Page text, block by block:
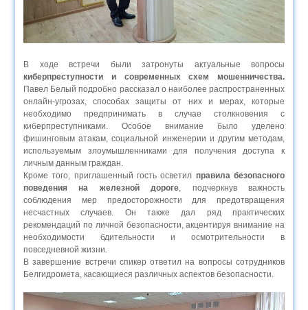
В ходе встречи были затронуты актуальные вопросы
киберпреступности и современных схем мошенничества.
Павел Белый подробно рассказал о наиболее распространенных
онлайн-угрозах, способах защиты от них и мерах, которые
необходимо предпринимать в случае столкновения с
киберпреступниками. Особое внимание было уделено
фишинговым атакам, социальной инженерии и другим методам,
используемым злоумышленниками для получения доступа к
личным данным граждан.
Кроме того, приглашенный гость осветил правила безопасного
поведения на железной дороге , подчеркнув важность
соблюдения мер предосторожности для предотвращения
несчастных случаев. Он также дал ряд практических
рекомендаций по личной безопасности, акцентируя внимание на
необходимости бдительности и осмотрительности в
повседневной жизни.
В завершение встречи спикер ответил на вопросы сотрудников
Белгидромета, касающиеся различных аспектов безопасности.